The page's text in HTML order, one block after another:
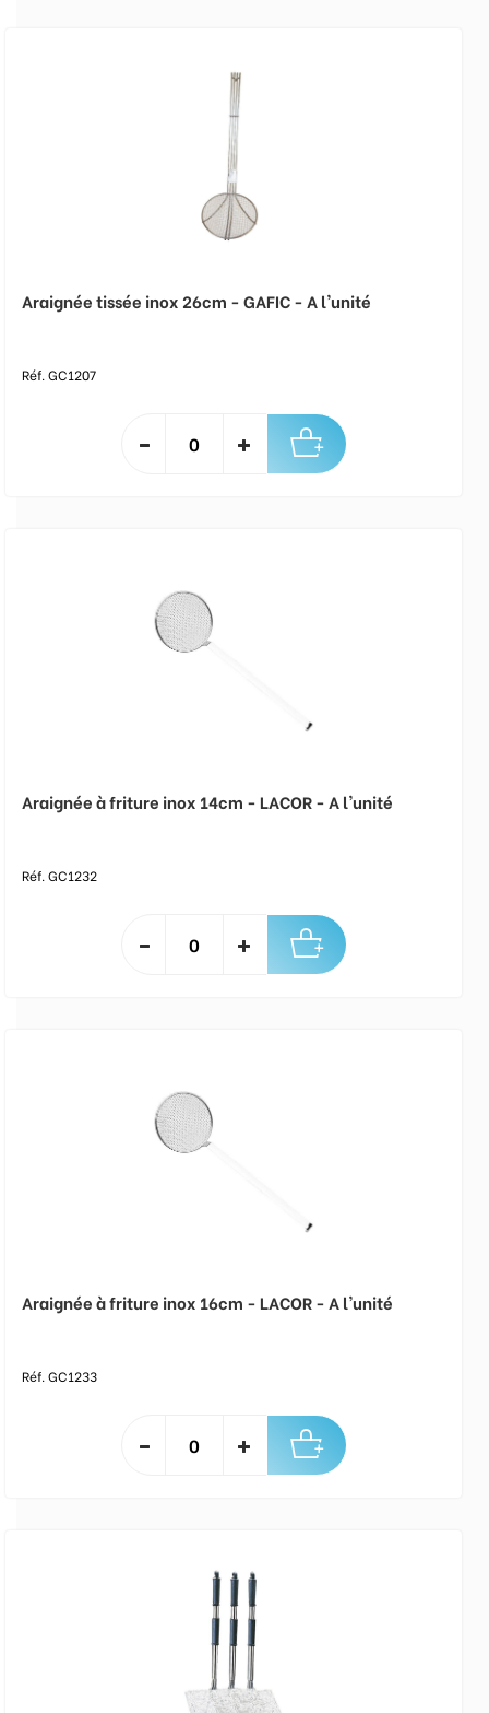
Araignée tissée inox 26cm - GAFIC - A l'unité
Réf. GC1207
Araignée à friture inox 14cm - LACOR - A l'unité
Réf. GC1232
Araignée à friture inox 16cm - LACOR - A l'unité
Réf. GC1233